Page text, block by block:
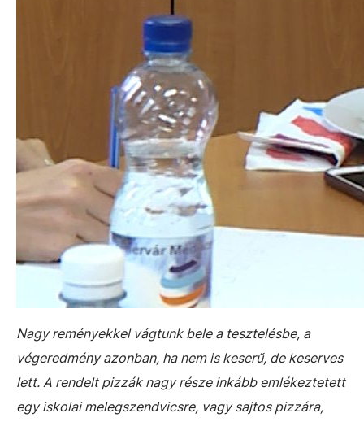
Nagy reményekkel vágtunk bele a tesztelésbe, a
végeredmény azonban, ha nem is keserű, de keserves
lett. A rendelt pizzák nagy része inkább emlékeztetett
egy iskolai melegszendvicsre, vagy sajtos pizzára,